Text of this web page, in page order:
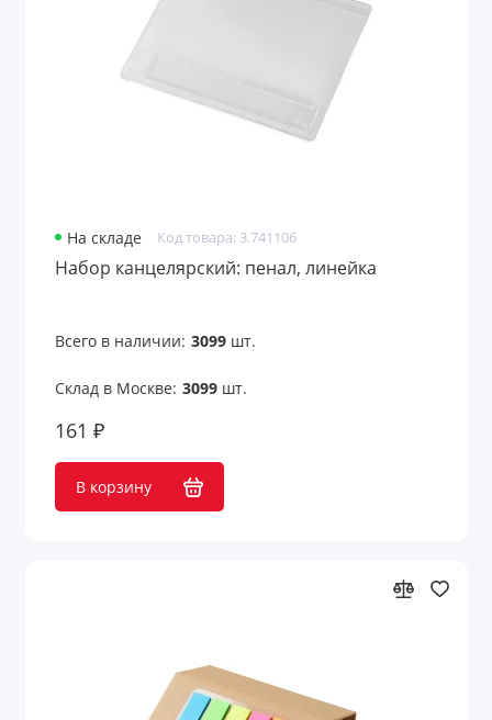
На складе Код товара: 3.741106
Набор канцелярский: пенал, линейка
Всего в наличии: 3099шт.
Склад в Москве: 3099шт.
161 ₽
В корзину